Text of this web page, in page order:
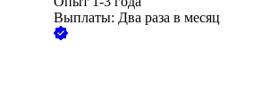
Выплаты: Два раза в месяц